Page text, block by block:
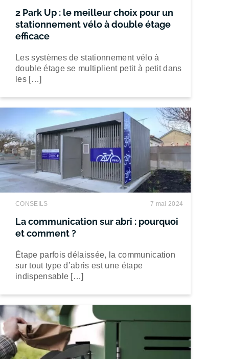
2 Park Up : le meilleur choix pour un
stationnement vélo à double étage
efficace
Les systèmes de stationnement vélo à
double étage se multiplient petit à petit dans
les […]
CONSEILS 7 mai 2024
La communication sur abri : pourquoi
et comment ?
Étape parfois délaissée, la communication
sur tout type d’abris est une étape
indispensable […]